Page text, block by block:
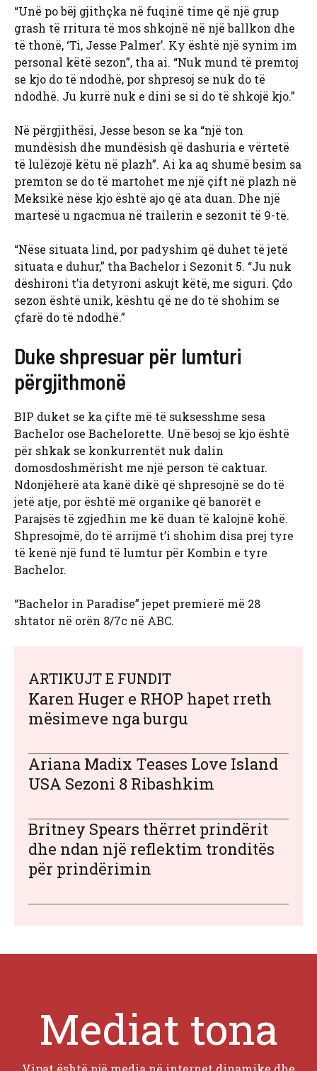
“Unë po bëj gjithçka në fuqinë time që një grup
grash të rritura të mos shkojnë në një ballkon dhe
të thonë, ‘Ti, Jesse Palmer’. Ky është një synim im
personal këtë sezon”, tha ai. “Nuk mund të premtoj
se kjo do të ndodhë, por shpresoj se nuk do të
ndodhë. Ju kurrë nuk e dini se si do të shkojë kjo.”
Në përgjithësi, Jesse beson se ka “një ton
mundësish dhe mundësish që dashuria e vërtetë
të lulëzojë këtu në plazh”. Ai ka aq shumë besim sa
premton se do të martohet me një çift në plazh në
Meksikë nëse kjo është ajo që ata duan. Dhe një
martesë u ngacmua në trailerin e sezonit të 9-të.
“Nëse situata lind, por padyshim që duhet të jetë
situata e duhur,” tha Bachelor i Sezonit 5. “Ju nuk
dëshironi t’ia detyroni askujt këtë, me siguri. Çdo
sezon është unik, kështu që ne do të shohim se
çfarë do të ndodhë.”
Duke shpresuar për lumturi
përgjithmonë
BIP duket se ka çifte më të suksesshme sesa
Bachelor ose Bachelorette. Unë besoj se kjo është
për shkak se konkurrentët nuk dalin
domosdoshmërisht me një person të caktuar.
Ndonjëherë ata kanë dikë që shpresojnë se do të
jetë atje, por është më organike që banorët e
Parajsës të zgjedhin me kë duan të kalojnë kohë.
Shpresojmë, do të arrijmë t’i shohim disa prej tyre
të kenë një fund të lumtur për Kombin e tyre
Bachelor.
“Bachelor in Paradise” jepet premierë më 28
shtator në orën 8/7c në ABC.
ARTIKUJT E FUNDIT
Karen Huger e RHOP hapet rreth
mësimeve nga burgu
Ariana Madix Teases Love Island
USA Sezoni 8 Ribashkim
Britney Spears thërret prindërit
dhe ndan një reflektim tronditës
për prindërimin
Mediat tona